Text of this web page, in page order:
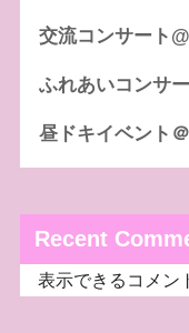
交流コンサート
ふれあいコンサ
昼ドキイベント
Recent
表示できるコメン